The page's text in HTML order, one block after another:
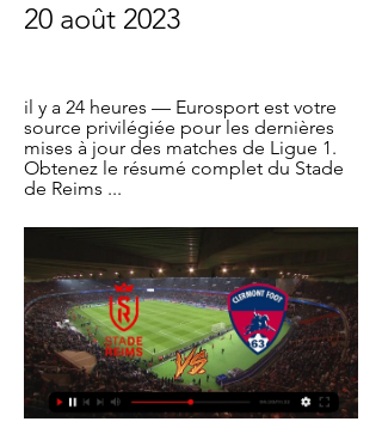
20 août 2023
il y a 24 heures — Eurosport est votre
source privilégiée pour les dernières
mises à jour des matches de Ligue 1.
Obtenez le résumé complet du Stade
de Reims ...